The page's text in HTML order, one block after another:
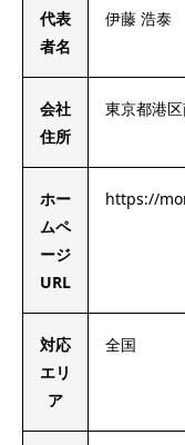
代表
者名
伊藤 浩泰
会社
住所
東京都港
ホー
ムペ
ージ
URL
https://
対応
エリ
ア
全国